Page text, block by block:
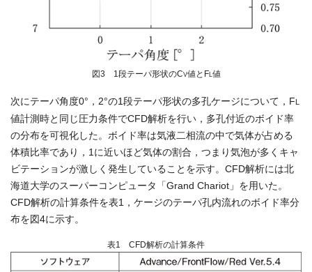
図3 1段テーパ形状のCV値とFL 値
次にテーパ角度0°，2°の1段テーパ形状の多孔ケージについて，FL
値計測時と同じ圧力条件でCFD解析を行い，多孔付近のボイド率
の分布を可視化した。ボイド率は気液二相流の中で気体が占める
体積比率であり，1に近いほど気体の割合，つまり気泡が多くキャ
ビテーションが激しく発生していることを示す。CFD解析には北
海道大学のスーパーコンピュータ「Grand Chariot」を用いた。
CFD解析の計算条件を表1，ケージのテーパ孔内流れのボイド率分
布を図4に示す。
表1 CFD解析の計算条件